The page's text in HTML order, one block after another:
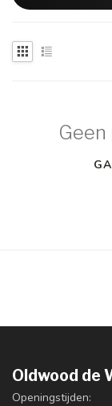
Oldwood de
Openingstijden: